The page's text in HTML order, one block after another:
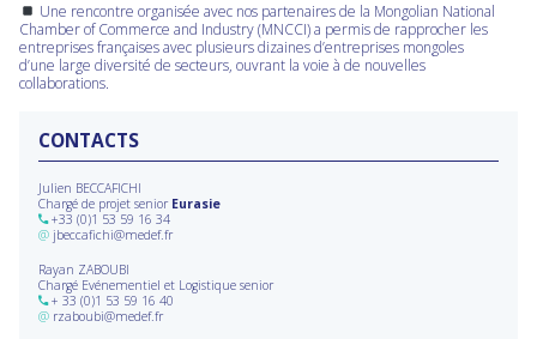
Une rencontre organisée avec nos partenaires de la Mongolian National
Chamber of Commerce and Industry (MNCCI) a permis de rapprocher les
entreprises françaises avec plusieurs dizaines d’entreprises mongoles
d’une large diversité de secteurs, ouvrant la voie à de nouvelles
collaborations.
CONTACTS
Julien BECCAFICHI
Chargé de projet senior Eurasie
+33 (0)1 53 59 16 34
@ jbeccafichi@medef.fr
Rayan ZABOUBI
Chargé Evénementiel et Logistique senior
+ 33 (0)1 53 59 16 40
@ rzaboubi@medef.fr